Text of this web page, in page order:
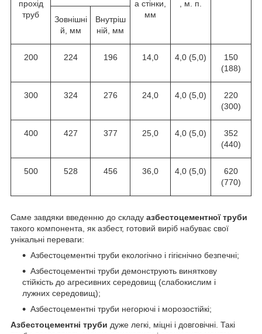
прохід
труб
а стінки,
мм
, м. п.
Зовнішні
й, мм
Внутріш
ній, мм
200 224 196 14,0 4,0 (5,0)
150
(188)
300 324 276 24,0 4,0 (5,0)
220
(300)
400 427 377 25,0 4,0 (5,0)
352
(440)
500 528 456 36,0 4,0 (5,0)
620
(770)
Саме завдяки введенню до складу азбестоцементної труби
такого компонента, як азбест, готовий виріб набуває свої
унікальні переваги:
Азбестоцементні труби екологічно і гігієнічно безпечні;
Азбестоцементні труби демонструють виняткову
стійкість до агресивних середовищ (слабокислим і
лужних середовищ);
Азбестоцементні труби негорючі і морозостійкі;
Азбестоцементні труби дуже легкі, міцні і довговічні. Такі